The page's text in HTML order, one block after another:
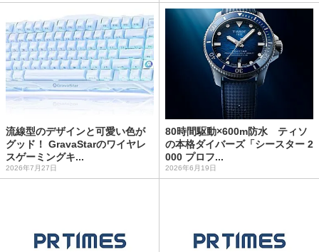
流線型のデザインと可愛い色が
グッド！ GravaStarのワイヤレ
スゲーミングキ...
2026年7月27日
80時間駆動×600m防水 ティソ
の本格ダイバーズ「シースター 2
000 プロフ...
2026年6月19日